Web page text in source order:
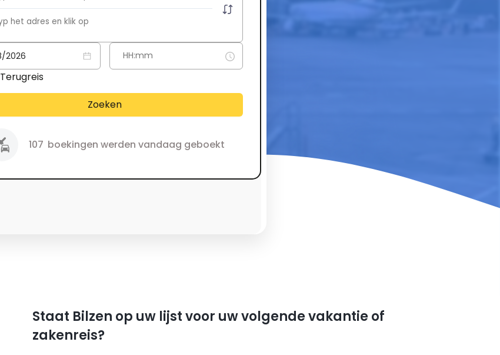
Terugreis
Zoeken
107 boekingen werden vandaag geboekt
Staat Bilzen op uw lijst voor uw volgende vakantie of
zakenreis?